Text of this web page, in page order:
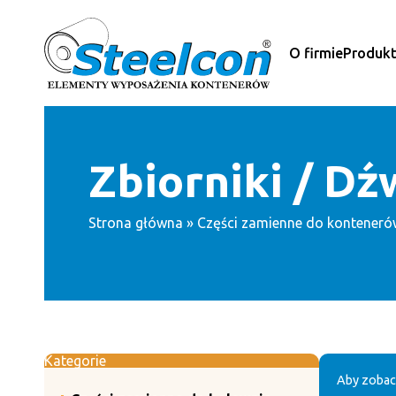
O firmie
Zbiorniki /
Strona główna » Części zamienne do
Kategorie
Aby